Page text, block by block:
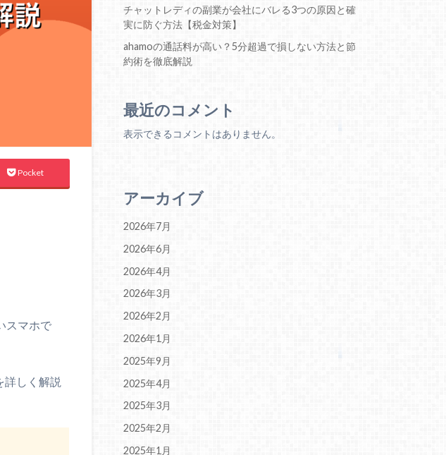
Pocket
スマホで
詳しく解説
チャットレディの副業が会社にバレる3つの原因と確
実に防ぐ方法【税金対策】
ahamoの通話料が高い？5分超過で損しない方法と節
約術を徹底解説
最近のコメント
表示できるコメントはありません。
アーカイブ
2026年7月
2026年6月
2026年4月
2026年3月
2026年2月
2026年1月
2025年9月
2025年4月
2025年3月
2025年2月
2025年1月